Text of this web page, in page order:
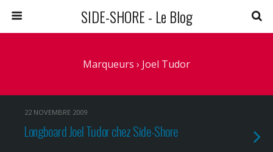
SIDE-SHORE - Le Blog
Marqueurs › Joel Tudor
22 NOVEMBRE 2009
Longboard Joel Tudor chez Side-Shore